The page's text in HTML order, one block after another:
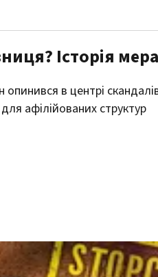
Історія
в центрі
афілійованих структур